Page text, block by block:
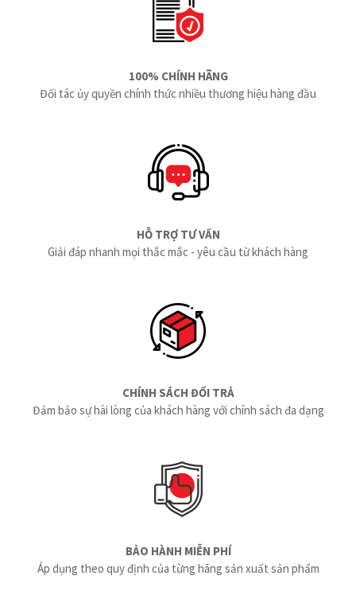
100% CHÍNH HÃNG
Đối tác ủy quyền chính thức nhiều thương hiệu hàng đầu
HỖ TRỢ TƯ VẤN
Giải đáp nhanh mọi thắc mắc - yêu cầu từ khách hàng
CHÍNH SÁCH ĐỔI TRẢ
Đảm bảo sự hài lòng của khách hàng với chính sách đa dạng
BẢO HÀNH MIỄN PHÍ
Áp dụng theo quy định của từng hãng sản xuất sản phẩm